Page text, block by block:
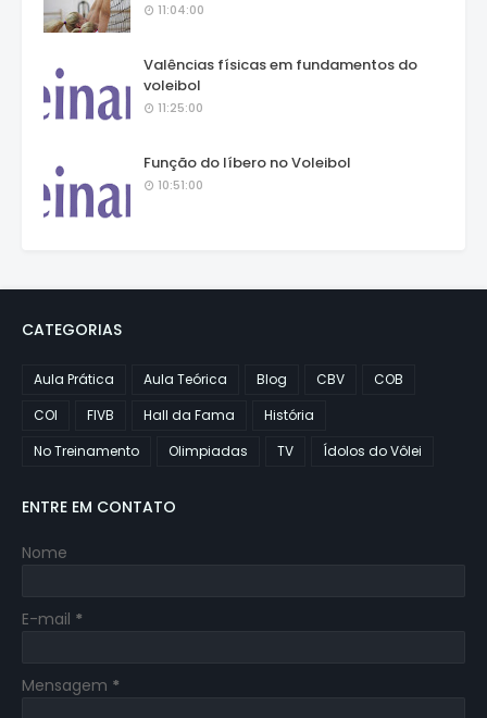
11:04:00
Valências físicas em fundamentos do
voleibol
11:25:00
Função do líbero no Voleibol
10:51:00
CATEGORIAS
Aula Prática Aula Teórica Blog CBV
COB
COI
FIVB Hall da Fama
História
No Treinamento
Olimpiadas TV Ídolos do Vôlei
ENTRE EM CONTATO
Nome
E-mail *
Mensagem *